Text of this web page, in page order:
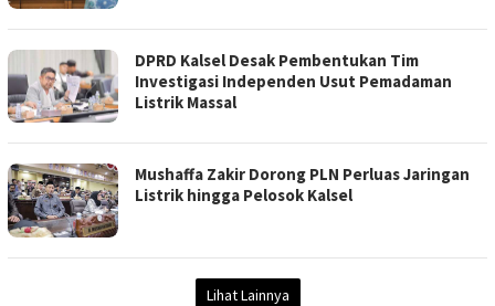
DPRD Kalsel Desak Pembentukan Tim
Investigasi Independen Usut Pemadaman
Listrik Massal
Mushaffa Zakir Dorong PLN Perluas Jaringan
Listrik hingga Pelosok Kalsel
Lihat Lainnya